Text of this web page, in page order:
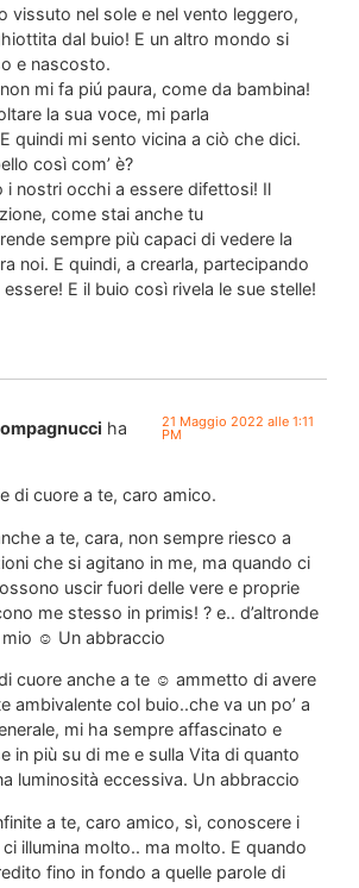
vissuto nel sole e nel vento leggero,
dal buio! E un altro mondo si
e nascosto.
mi fa piú paura, come da bambina!
la sua voce, mi parla
quindi mi sento vicina a ciò che dici.
così com’ è?
i nostri occhi a essere difettosi! Il
come stai anche tu
sempre più capaci di vedere la
noi. E quindi, a crearla, partecipando
E il buio così rivela le sue stelle!
ha
21 Maggio 2022 alle 1:11
PM
di cuore a te, caro amico.
a te, cara, non sempre riesco a
che si agitano in me, ma quando ci
uscir fuori delle vere e proprie
me stesso in primis! ? e.. d’altronde
☺ Un abbraccio
cuore anche a te ☺ ammetto di avere
ambivalente col buio..che va un po’ a
mi ha sempre affascinato e
in più su di me e sulla Vita di quanto
luminosità eccessiva. Un abbraccio
a te, caro amico, sì, conoscere i
illumina molto.. ma molto. E quando
fino in fondo a quelle parole di